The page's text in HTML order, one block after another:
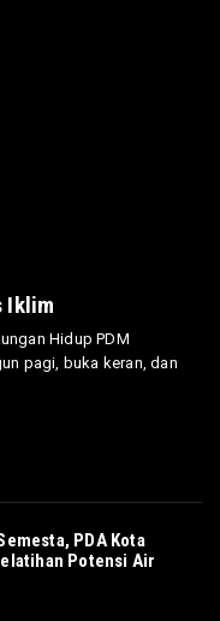
Iklim
Hidup PDM
pagi, buka keran, dan
PDA Kota
Potensi Air